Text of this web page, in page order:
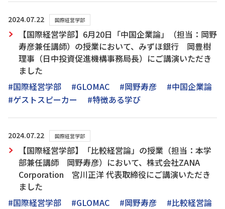
2024.07.22 国際経営学部
【国際経営学部】6月20日「中国企業論」（担当：岡野
寿彦兼任講師）の授業において、みずほ銀行 岡豊樹
理事（日中投資促進機構事務局長）にご講演いただき
ました
#国際経営学部
#GLOMAC #岡野寿彦
#中国企業論
#ゲストスピーカー
#特徴ある学び
2024.07.22 国際経営学部
【国際経営学部】「比較経営論」の授業（担当：本学
部兼任講師 岡野寿彦）において、株式会社ZANA
Corporation 宮川正洋 代表取締役にご講演いただき
ました
#国際経営学部
#GLOMAC #岡野寿彦
#比較経営論